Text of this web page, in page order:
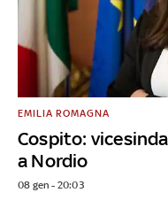
Cospito:
a Nordio
EMILIA ROMAGNA
08 gen - 20:03